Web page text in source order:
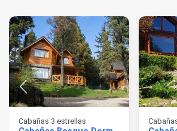
Cabañas 3 estrellas